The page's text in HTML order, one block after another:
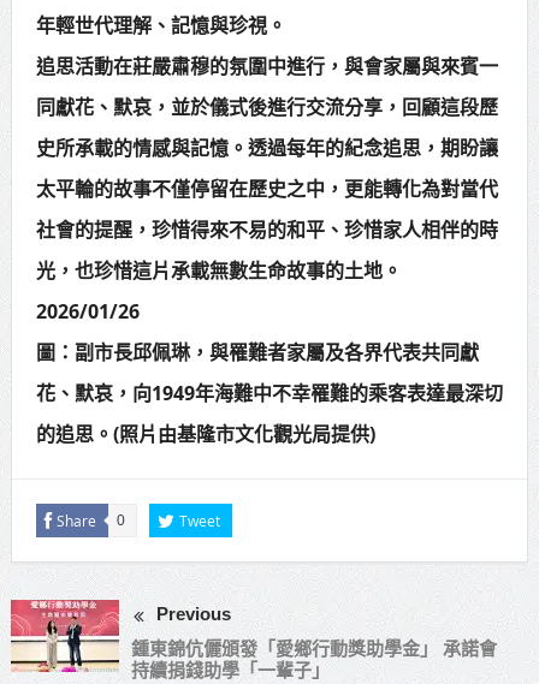
年輕世代理解、記憶與珍視。
追思活動在莊嚴肅穆的氛圍中進行，與會家屬與來賓一
同獻花、默哀，並於儀式後進行交流分享，回顧這段歷
史所承載的情感與記憶。透過每年的紀念追思，期盼讓
太平輪的故事不僅停留在歷史之中，更能轉化為對當代
社會的提醒，珍惜得來不易的和平、珍惜家人相伴的時
光，也珍惜這片承載無數生命故事的土地。
2026/01/26
圖：副市長邱佩琳，與罹難者家屬及各界代表共同獻
花、默哀，向1949年海難中不幸罹難的乘客表達最深切
的追思。(照片由基隆市文化觀光局提供)
Share 0 Tweet
Previous
鍾東錦伉儷頒發「愛鄉行動獎助學金」 承諾會
持續捐錢助學「一輩子」